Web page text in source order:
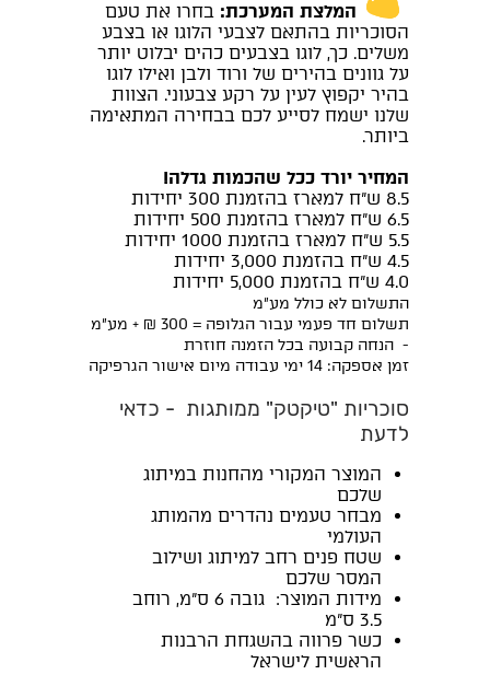
המלצת המערכת: בחרו את טעם
הסוכריות בהתאם לצבעי הלוגו או בצבע
משלים. כך, לוגו בצבעים כהים יבלוט יותר
על גוונים בהירים של ורוד ולבן ואילו לוגו
בהיר יקפוץ לעין על רקע צבעוני. הצוות
שלנו ישמח לסייע לכם בבחירה המתאימה
ביותר.
המחיר יורד ככל שהכמות גדלה!
8.5 ש"ח למארז בהזמנת 300 יחידות
6.5 ש"ח למארז בהזמנת 500 יחידות
5.5 ש"ח למארז בהזמנת 1000 יחידות
4.5 ש"ח בהזמנת 3,000 יחידות
4.0 ש"ח בהזמנת 5,000 יחידות
התשלום לא כולל מע"מ
תשלום חד פעמי עבור הגלופה = 300 ₪ + מע"מ
- הנחה קבועה בכל הזמנה חוזרת
זמן אספקה: 14 ימי עבודה מיום אישור הגרפיקה
סוכריות "טיקטק" ממותגות - כדאי
לדעת
המוצר המקורי מהחנות במיתוג
שלכם
מבחר טעמים נהדרים מהמותג
העולמי
שטח פנים רחב למיתוג ושילוב
המסר שלכם
מידות המוצר: גובה 6 ס"מ, רוחב
3.5 ס"מ
כשר פרווה בהשגחת הרבנות
הראשית לישראל